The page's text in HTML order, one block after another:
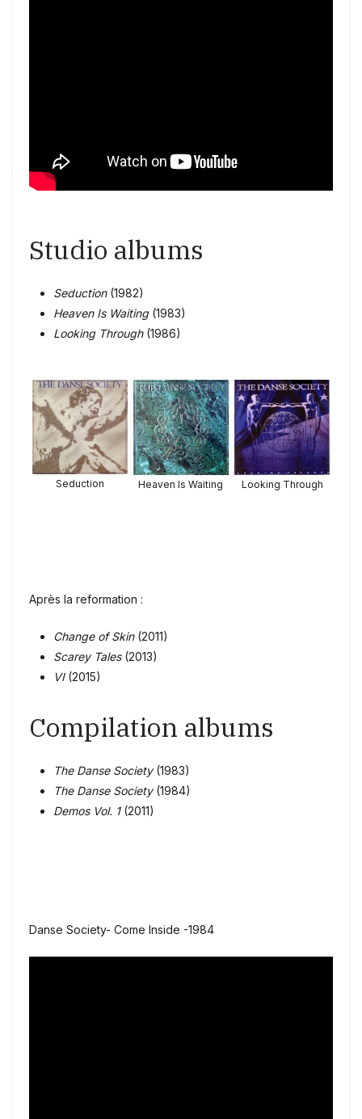
Studio albums
Seduction(1982)
Heaven Is Waiting(1983)
Looking Through(1986)
Seduction Heaven Is Waiting Looking Through
Après la reformation :
Change of Skin(2011)
Scarey Tales(2013)
VI(2015)
Compilation albums
The Danse Society(1983)
The Danse Society(1984)
Demos Vol. 1(2011)
Danse Society- Come Inside -1984